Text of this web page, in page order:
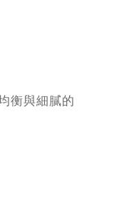
衡與細膩的